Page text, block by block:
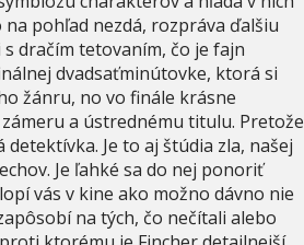
na pohľad nezdá, rozpráva ďalšiu
dračím tetovaním, čo je fajn
dvadsaťminútovke, ktorá si
žánru, no vo finále krásne
a ústrednému titulu. Pretože
Je to aj štúdia zla, našej
Je ľahké sa do nej ponoriť
vás v kine ako možno dávno nie
na tých, čo nečítali alebo